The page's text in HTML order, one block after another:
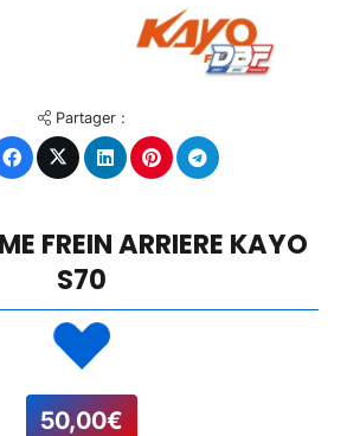
Partager :
FREIN ARRIERE KAYO
S70
50,00€